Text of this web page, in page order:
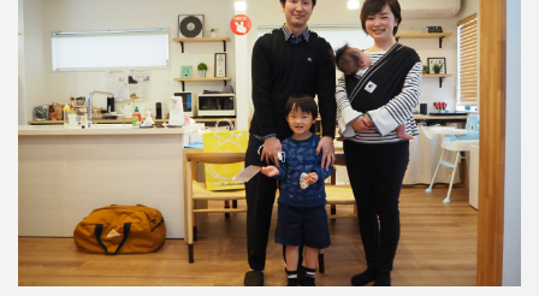
∟総合お問い合わせ
∟資料請求
∟来場予約